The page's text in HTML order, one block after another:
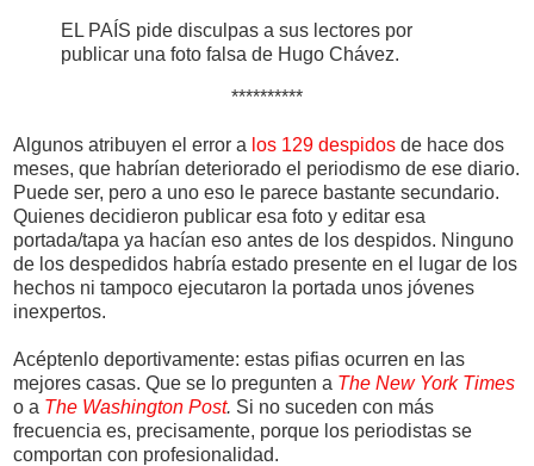
EL PAÍS pide disculpas a sus lectores por
publicar una foto falsa de Hugo Chávez.
**********
Algunos atribuyen el error a los 129 despidos de hace dos
meses, que habrían deteriorado el periodismo de ese diario.
Puede ser, pero a uno eso le parece bastante secundario.
Quienes decidieron publicar esa foto y editar esa
portada/tapa ya hacían eso antes de los despidos. Ninguno
de los despedidos habría estado presente en el lugar de los
hechos ni tampoco ejecutaron la portada unos jóvenes
inexpertos.
Acéptenlo deportivamente: estas pifias ocurren en las
mejores casas. Que se lo pregunten a The New York Times
o a The Washington Post. Si no suceden con más
frecuencia es, precisamente, porque los periodistas se
comportan con profesionalidad.